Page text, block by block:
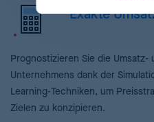
Exakte
Prognostizieren Sie die Umsatz-
Unternehmens dank der
Learning-Techniken, um
Zielen zu konzipieren.